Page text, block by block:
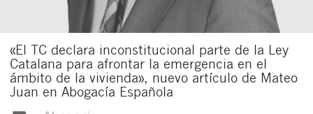
«El TC declara inconstitucional parte de la Ley
Catalana para afrontar la emergencia en el
ámbito de la vivienda», nuevo artículo de Mateo
Juan en Abogacía Española